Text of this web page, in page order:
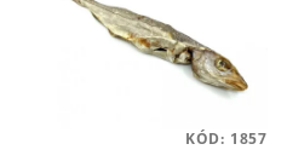
KÓD: 1857